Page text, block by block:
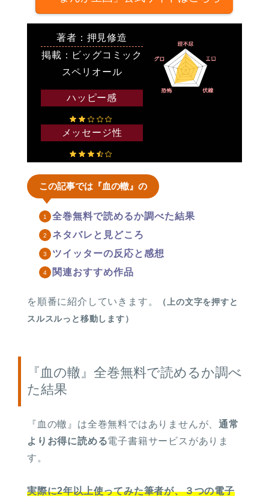
著者：押見修造
掲載：ビッグコミック
スペリオール
ハッピー感
メッセージ性
この記事では『血の轍』の
全巻無料で読めるか調べた結果
ネタバレと見どころ
ツイッターの反応と感想
関連おすすめ作品
を順番に紹介していきます。
（上の文字を押すと
スルスルっと移動します）
『血の轍』全巻無料で読めるか調べ
た結果
『血の轍』は全巻無料ではありませんが、通常
よりお得に読める電子書籍サービスがありま
す。
実際に2年以上使ってみた筆者が、３つの電子